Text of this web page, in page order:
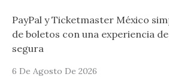
PayPal y Ticketmaster México
de boletos con una experiencia
segura
6 De Agosto De 2026